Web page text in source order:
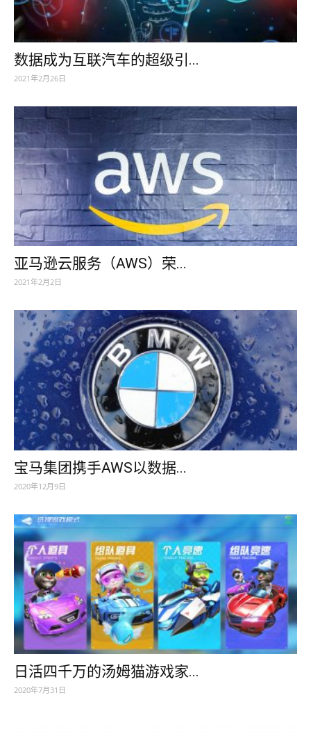
数据成为互联汽车的超级引...
2021年2月26日
亚马逊云服务（AWS）荣...
2021年2月2日
宝马集团携手AWS以数据...
2020年12月9日
日活四千万的汤姆猫游戏家...
2020年7月31日